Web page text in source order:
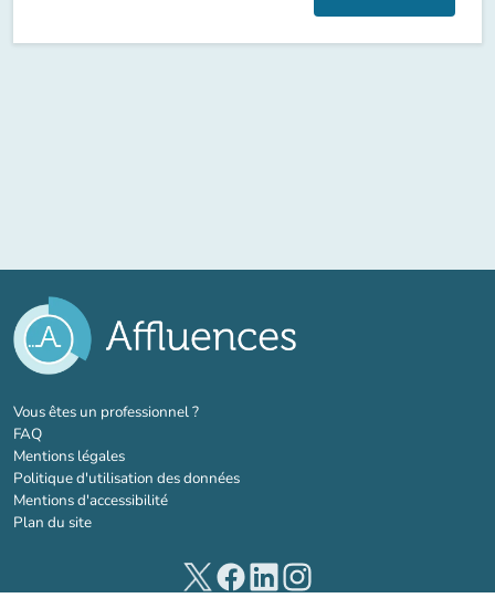
Vous êtes un professionnel ?(nouvel onglet)
FAQ
Mentions légales
Politique d'utilisation des données
Mentions d'accessibilité
Plan du site
(nouvel onglet)
(nouvel onglet)
(nouvel onglet)